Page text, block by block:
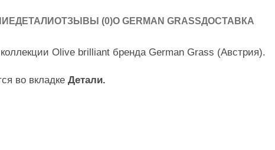
ДЕТАЛИОТЗЫВЫ (0)О GERMAN GRASSДОСТАВКА
Olive brilliant бренда German Grass (Австрия).
во вкладке Детали.